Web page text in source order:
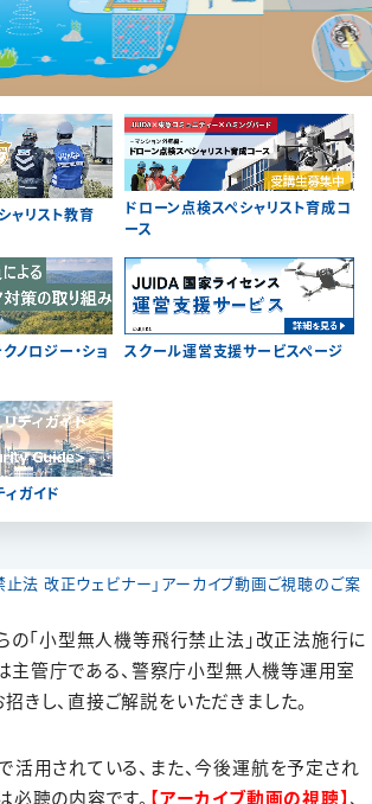
ャリスト教育
ドローン点検スペシャリスト育成コ
ース
ノロジー・ショ
スクール運営支援サービスページ
ィガイド
止法 改正ウェビナー」アーカイブ動画ご視聴のご案
「小型無人機等飛行禁止法」改正法施行に
主管庁である、警察庁小型無人機等運用室
きし、直接ご解説をいただきました。
活用されている、また、今後運航を予定され
必聴の内容です。 【アーカイブ動画の視聴】、